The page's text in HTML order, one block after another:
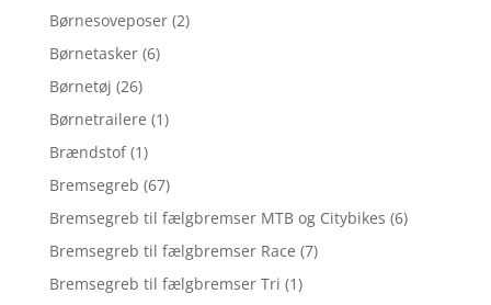
Børnesoveposer (2)
Børnetasker (6)
Børnetøj (26)
Børnetrailere (1)
Brændstof (1)
Bremsegreb (67)
Bremsegreb til fælgbremser MTB og Citybikes (6)
Bremsegreb til fælgbremser Race (7)
Bremsegreb til fælgbremser Tri (1)